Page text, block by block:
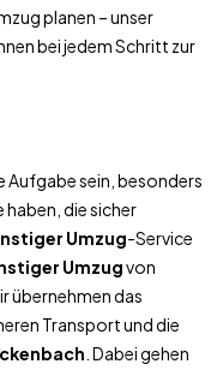
planen – unser
bei jedem Schritt zur
Aufgabe sein, besonders
haben, die sicher
Umzug-Service
Umzugvon
übernehmen das
Transport und die
. Dabei gehen